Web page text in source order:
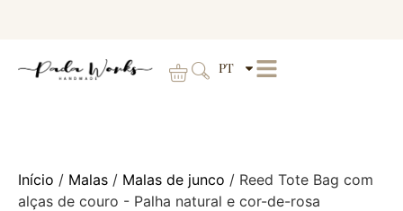
PT
Início / Malas / Malas de junco / Reed Tote Bag com
alças de couro - Palha natural e cor-de-rosa